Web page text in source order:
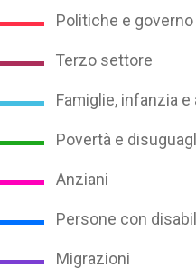
Politiche e
Terzo settore
Famiglie, infanzia
Povertà e
Anziani
Persone con
Migrazioni